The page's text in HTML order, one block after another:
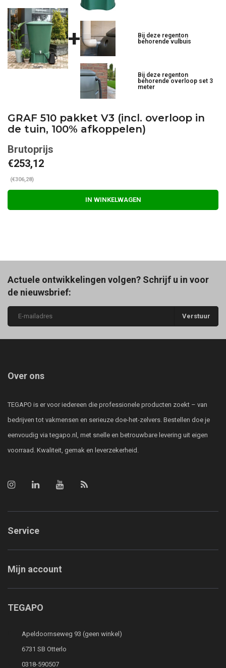
+
Bij deze regenton
behorende vulbuis
Bij deze regenton
behorende overloop set 3
meter
GRAF 510 pakket V3 (incl. overloop in
de tuin, 100% afkoppelen)
€253,12
(€306,28)
IN WINKELWAGEN
Actuele ontwikkelingen volgen? Schrijf u in voor
de nieuwsbrief:
Verstuur
Over ons
TEGAPO is er voor iedereen die professionele producten zoekt – van
bedrijven tot vakmensen en serieuze doe-het-zelvers. Bestellen doe je
eenvoudig via tegapo.nl, met snelle en betrouwbare levering uit eigen
voorraad. Kwaliteit, gemak en leverzekerheid.
Service
Mijn account
TEGAPO
Apeldoornseweg 93 (geen winkel)
6731 SB Otterlo
0318-590507